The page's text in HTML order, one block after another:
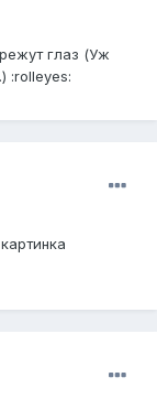
глаз (Уж
:rolleyes: